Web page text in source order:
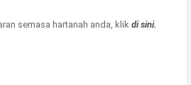
semasa hartanah anda, klik di sini.